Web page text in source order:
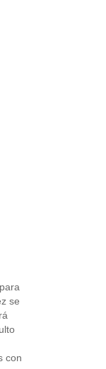
se
con